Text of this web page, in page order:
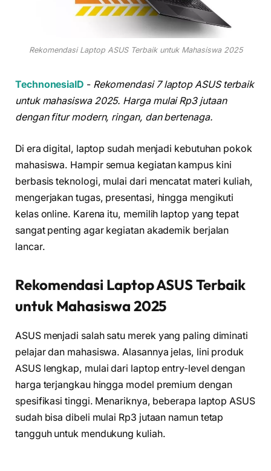
Rekomendasi Laptop ASUS Terbaik untuk Mahasiswa 2025
TechnonesiaID - Rekomendasi 7 laptop ASUS terbaik
untuk mahasiswa 2025. Harga mulai Rp3 jutaan
dengan fitur modern, ringan, dan bertenaga.
Di era digital, laptop sudah menjadi kebutuhan pokok
mahasiswa. Hampir semua kegiatan kampus kini
berbasis teknologi, mulai dari mencatat materi kuliah,
mengerjakan tugas, presentasi, hingga mengikuti
kelas online. Karena itu, memilih laptop yang tepat
sangat penting agar kegiatan akademik berjalan
lancar.
Rekomendasi Laptop ASUS Terbaik
untuk Mahasiswa 2025
ASUS menjadi salah satu merek yang paling diminati
pelajar dan mahasiswa. Alasannya jelas, lini produk
ASUS lengkap, mulai dari laptop entry-level dengan
harga terjangkau hingga model premium dengan
spesifikasi tinggi. Menariknya, beberapa laptop ASUS
sudah bisa dibeli mulai Rp3 jutaan namun tetap
tangguh untuk mendukung kuliah.